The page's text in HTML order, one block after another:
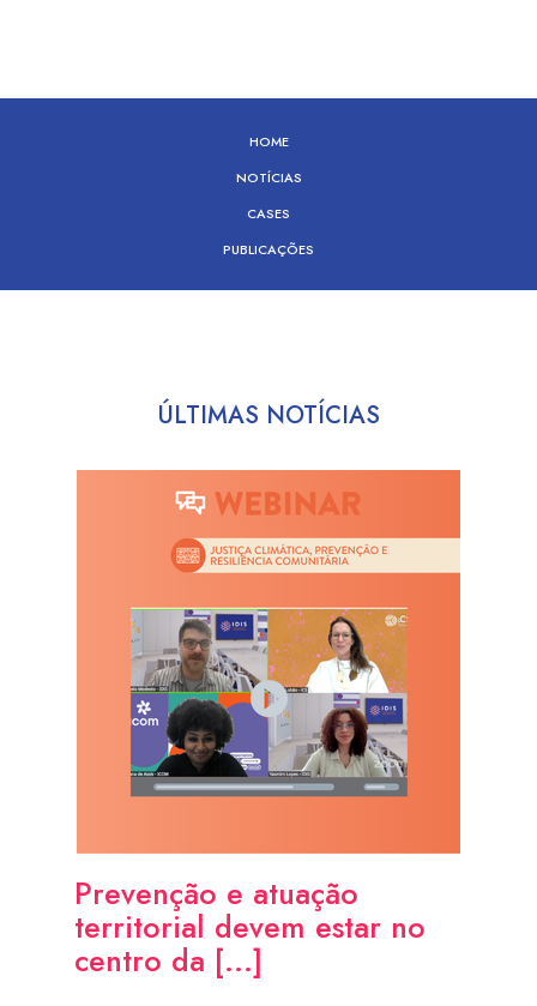
HOME
NOTÍCIAS
CASES
PUBLICAÇÕES
ÚLTIMAS NOTÍCIAS
Prevenção e atuação
territorial devem estar no
centro da [...]